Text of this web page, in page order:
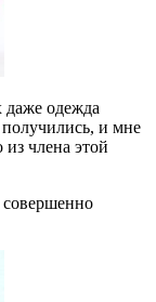
одежда
получились, и мне
из члена этой
совершенно